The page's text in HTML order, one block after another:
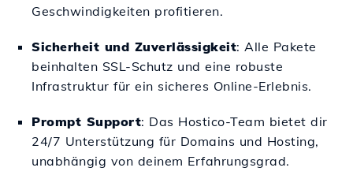
Geschwindigkeiten profitieren.
Sicherheit und Zuverlässigkeit: Alle Pakete
beinhalten SSL-Schutz und eine robuste
Infrastruktur für ein sicheres Online-Erlebnis.
Prompt Support: Das Hostico-Team bietet dir
24/7 Unterstützung für Domains und Hosting,
unabhängig von deinem Erfahrungsgrad.